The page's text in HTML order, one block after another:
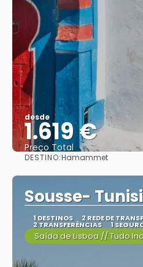
desde
1.619 €
Preço Total
DESTINO:Hamammet
Sousse-
1 DESTINOS 2 REDE DE
2 TRANSFERÊNCIAS 1
Saída de Lisboa // Tudo